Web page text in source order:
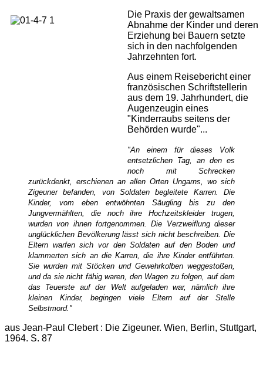
Die Praxis der gewaltsamen
Abnahme der Kinder und deren
Erziehung bei Bauern setzte
sich in den nachfolgenden
Jahrzehnten fort.
Aus einem Reisebericht einer
französischen Schriftstellerin
aus dem 19. Jahrhundert, die
Augenzeugin eines
"Kinderraubs seitens der
Behörden wurde"...
"An einem für dieses Volk
entsetzlichen Tag, an den es
noch mit Schrecken
zurückdenkt, erschienen an allen Orten Ungarns, wo sich
Zigeuner befanden, von Soldaten begleitete Karren. Die
Kinder, vom eben entwöhnten Säugling bis zu den
Jungvermählten, die noch ihre Hochzeitskleider trugen,
wurden von ihnen fortgenommen. Die Verzweiflung dieser
unglücklichen Bevölkerung lässt sich nicht beschreiben. Die
Eltern warfen sich vor den Soldaten auf den Boden und
klammerten sich an die Karren, die ihre Kinder entführten.
Sie wurden mit Stöcken und Gewehrkolben weggestoßen,
und da sie nicht fähig waren, den Wagen zu folgen, auf dem
das Teuerste auf der Welt aufgeladen war, nämlich ihre
kleinen Kinder, begingen viele Eltern auf der Stelle
Selbstmord."
aus Jean-Paul Clebert : Die Zigeuner. Wien, Berlin, Stuttgart,
1964. S. 87